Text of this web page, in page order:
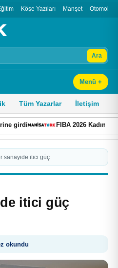
Köşe Yazıları Manşet Otomobil
Ara
Menü +
Tüm Yazarlar İletişim
FIBA 2026 Kadınlar Basketbol
sanayide itici güç
itici güç
okundu